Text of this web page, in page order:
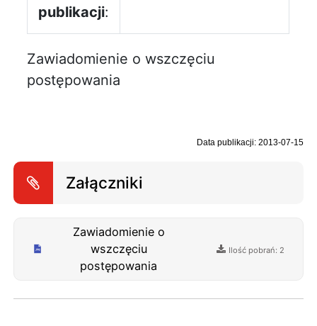
publikacji:
Zawiadomienie o wszczęciu
postępowania
Data publikacji: 2013-07-15
Załączniki
Zawiadomienie o
wszczęciu
postępowania
Ilość pobrań: 2